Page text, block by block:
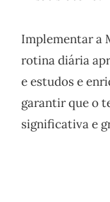
Implementar a
rotina diária
e estudos e
garantir que o
significativa e